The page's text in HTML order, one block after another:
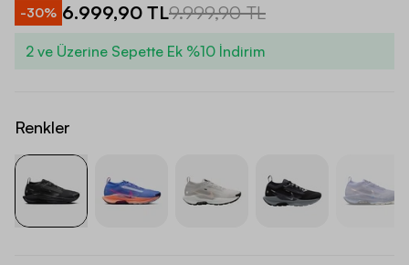
-30% 6.999,90 TL9.999,90 TL
2 ve Üzerine Sepette Ek %10 İndirim
Renkler